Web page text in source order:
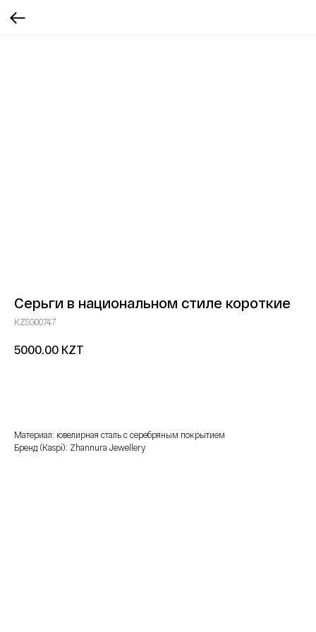
Серьги в национальном стиле короткие
KZSG00747
5000.00 KZT
Материал: ювелирная сталь с серебряным покрытием
Бренд (Kaspi): Zhannura Jewellery